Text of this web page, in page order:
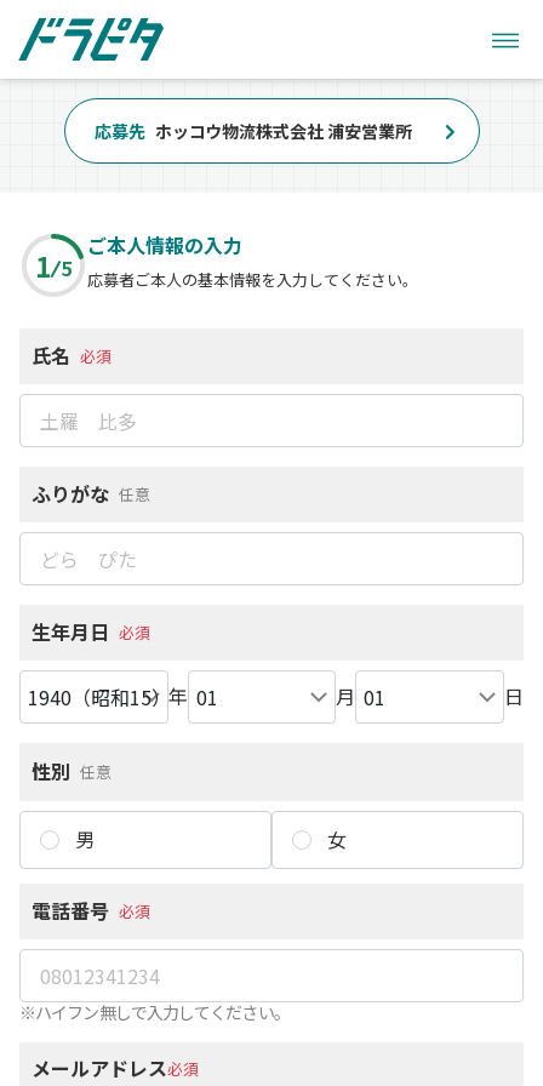
応募先 ホッコウ物流株式会社 浦安営業所
1 5
ご本人情報の入力
応募者ご本人の基本情報を入力してください。
氏名 必須
ふりがな 任意
生年月日 必須
年 月 日
性別 任意
男 女
電話番号 必須
※ハイフン無しで入力してください。
メールアドレス必須